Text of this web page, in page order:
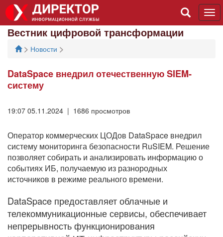
Вестник цифровой трансформации
> Новости >
DataSpace внедрил отечественную SIEM-
систему
19:07 05.11.2024 | 1686 просмотров
Оператор коммерческих ЦОДов DataSpace внедрил
систему мониторинга безопасности RuSIEM. Решение
позволяет собирать и анализировать информацию о
событиях ИБ, получаемую из разнородных
источников в режиме реального времени.
DataSpace предоставляет облачные и
телекоммуникационные сервисы, обеспечивает
непрерывность функционирования